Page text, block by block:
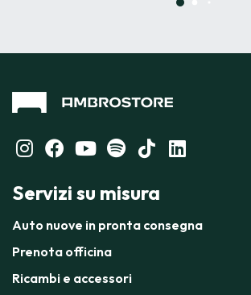
Servizi su misura
Auto nuove in pronta consegna
Prenota officina
Ricambi e accessori